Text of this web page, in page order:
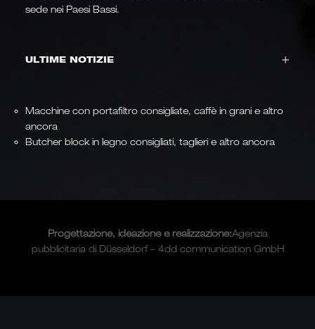
sede nei Paesi Bassi.
ULTIME NOTIZIE
Macchine con portafiltro consigliate, caffè in grani e altro
ancora
Butcher block in legno consigliati, taglieri e altro ancora
Progettazione, ideazione erealizzazione:Agenzia
pubblicitaria di Düsseldorf – 4dd communication GmbH